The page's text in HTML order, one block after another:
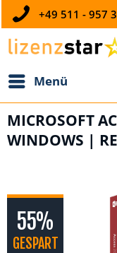
+49 511 - 957
Menü
MICROSOFT
WINDOWS |
55%
GESPART